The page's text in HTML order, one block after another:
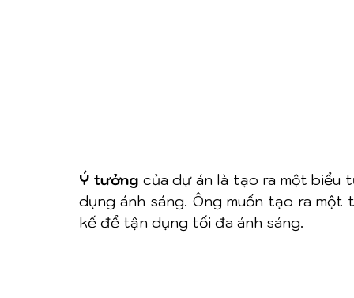
Ý tưởng của dự án là tạo ra một biểu
dụng ánh sáng. Ông muốn tạo ra
kế để tận dụng tối đa ánh sáng.